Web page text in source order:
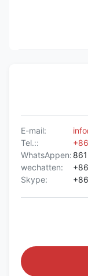
E-mail:
Tel.::
WhatsAppen:
wechatten:
Skype: